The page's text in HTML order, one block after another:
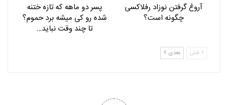
آروغ گرفتن نوزاد رفلاکسی
چگونه است؟
پسر دو ماهه که تازه ختنه
شده رو کی میشه برد حموم؟
تا چند وقت نباید…
قبلی بعدی